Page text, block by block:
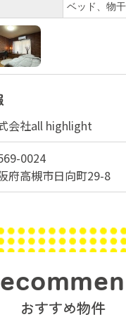
ベッド、物
会社all highlight
0024
府高槻市日向町29-8
おすすめ物件